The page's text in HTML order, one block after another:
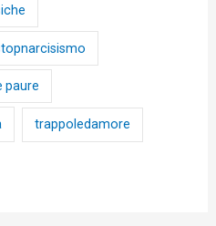
paure
trappoledamore